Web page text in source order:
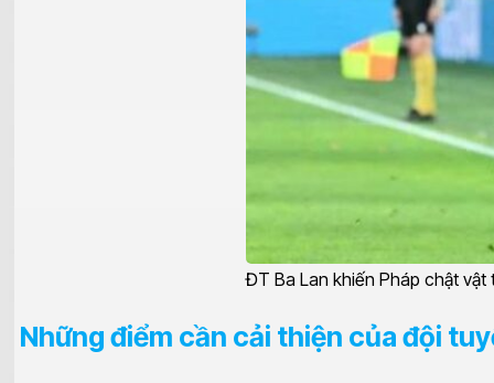
ĐT Ba Lan khiến Pháp chật
Những điểm cần cải thiện của đội